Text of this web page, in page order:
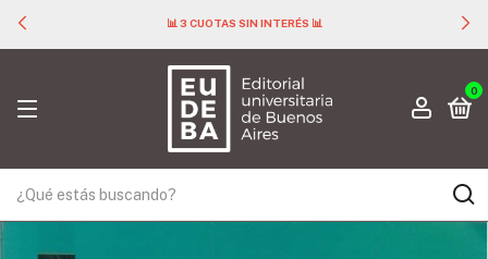
📊 3 CUOTAS SIN INTERÉS 📊
0